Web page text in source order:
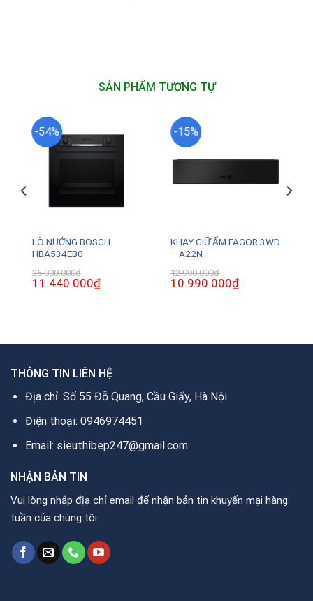
SẢN PHẨM TƯƠNG TỰ
-54%
LÒ NƯỚNG BOSCH
HBA534EB0
25.000.000₫
Giá
gốc
11.440.000₫Giá
hiện
-15%
KHAY GIỮ ẤM FAGOR 3WD
– A22N
12.990.000₫
Giá
gốc
10.990.000₫Giá
hiện
THÔNG TIN LIÊN HỆ
Địa chỉ: Số 55 Đỗ Quang, Cầu Giấy, Hà Nội
Điện thoại: 0946974451
Email: sieuthibep247@gmail.com
NHẬN BẢN TIN
Vui lòng nhập địa chỉ email để nhận bản tin khuyến mại hàng
tuần của chúng tôi: